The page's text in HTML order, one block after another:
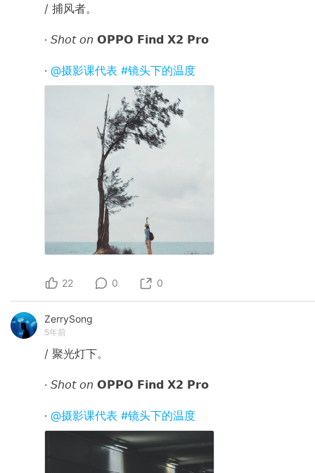
/ 捕风者。
· 𝘚𝘩𝘰𝘵 𝘰𝘯 𝗢𝗣𝗣𝗢 𝗙𝗶𝗻𝗱 𝗫𝟮 𝗣𝗿𝗼
· @摄影课代表 #镜头下的温度
22 0 0
ZerrySong
5年前
/ 聚光灯下。
· 𝘚𝘩𝘰𝘵 𝘰𝘯 𝗢𝗣𝗣𝗢 𝗙𝗶𝗻𝗱 𝗫𝟮 𝗣𝗿𝗼
· @摄影课代表 #镜头下的温度